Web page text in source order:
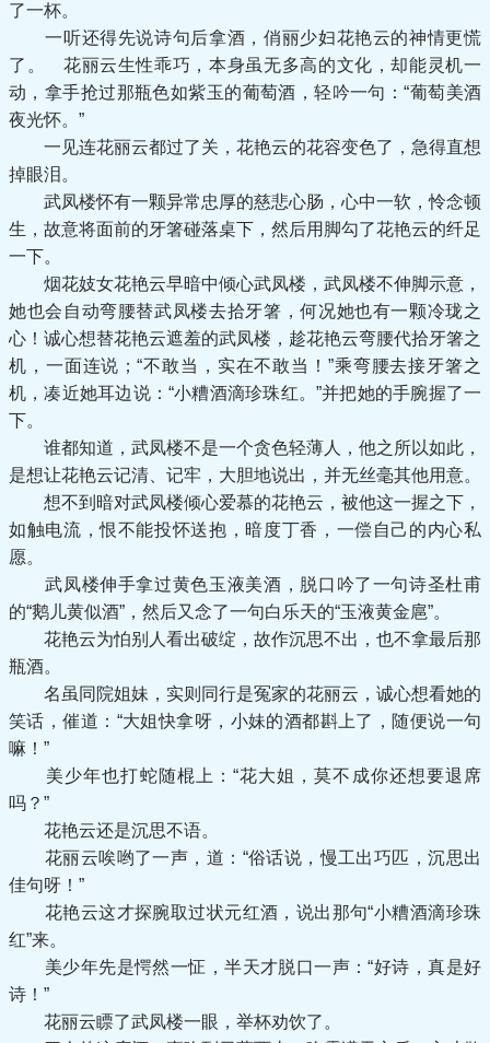
了一杯。
一听还得先说诗句后拿酒，俏丽少妇花艳云的神情更慌
了。 花丽云生性乖巧，本身虽无多高的文化，却能灵机一
动，拿手抢过那瓶色如紫玉的葡萄酒，轻吟一句：“葡萄美酒
夜光怀。”
一见连花丽云都过了关，花艳云的花容变色了，急得直想
掉眼泪。
武凤楼怀有一颗异常忠厚的慈悲心肠，心中一软，怜念顿
生，故意将面前的牙箸碰落桌下，然后用脚勾了花艳云的纤足
一下。
烟花妓女花艳云早暗中倾心武凤楼，武凤楼不伸脚示意，
她也会自动弯腰替武凤楼去拾牙箸，何况她也有一颗冷珑之
心！诚心想替花艳云遮羞的武凤楼，趁花艳云弯腰代拾牙箸之
机，一面连说；“不敢当，实在不敢当！”乘弯腰去接牙箸之
机，凑近她耳边说：“小糟酒滴珍珠红。”并把她的手腕握了一
下。
谁都知道，武凤楼不是一个贪色轻薄人，他之所以如此，
是想让花艳云记清、记牢，大胆地说出，并无丝毫其他用意。
想不到暗对武凤楼倾心爱慕的花艳云，被他这一握之下，
如触电流，恨不能投怀送抱，暗度丁香，一偿自己的内心私
愿。
武凤楼伸手拿过黄色玉液美酒，脱口吟了一句诗圣杜甫
的“鹅儿黄似酒”，然后又念了一句白乐天的“玉液黄金扈”。
花艳云为怕别人看出破绽，故作沉思不出，也不拿最后那
瓶酒。
名虽同院姐妹，实则同行是冤家的花丽云，诚心想看她的
笑话，催道：“大姐快拿呀，小妹的酒都斟上了，随便说一句
嘛！”
美少年也打蛇随棍上：“花大姐，莫不成你还想要退席
吗？”
花艳云还是沉思不语。
花丽云唉哟了一声，道：“俗话说，慢工出巧匹，沉思出
佳句呀！”
花艳云这才探腕取过状元红酒，说出那句“小糟酒滴珍珠
红”来。
美少年先是愕然一怔，半天才脱口一声：“好诗，真是好
诗！”
花丽云瞟了武凤楼一眼，举杯劝饮了。